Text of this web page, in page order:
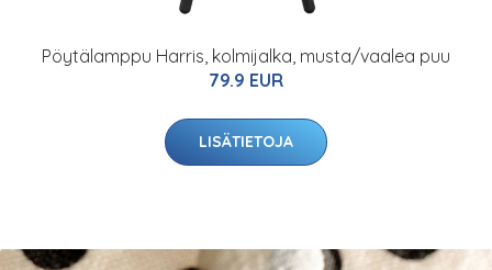
Pöytälamppu Harris, kolmijalka, musta/vaalea puu
79.9 EUR
LISÄTIETOJA